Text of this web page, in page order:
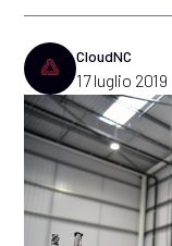
CloudNC
17 luglio 2019